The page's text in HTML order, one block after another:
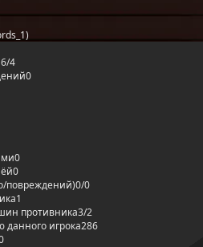
6/4
0
0
0
повреждений)0/0
1
противника3/2
игрока286